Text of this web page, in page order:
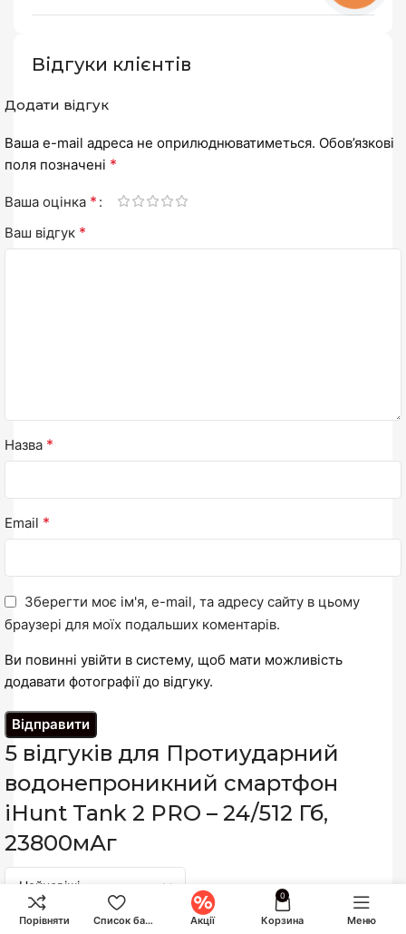
Відгуки клієнтів
5 відгуків для Протиударний
водонепроникний смартфон
iHunt Tank 2 PRO – 24/512 Гб,
23800мАг
Додати відгук
Ваша e-mail адреса не оприлюднюватиметься. Обов’язкові
поля позначені *
Ваша оцінка *
Ваш відгук *
Назва *
Email *
Зберегти моє ім'я, e-mail, та адресу сайту в цьому
браузері для моїх подальших коментарів.
Ви повинні увійти в систему, щоб мати можливість
додавати фотографії до відгуку.
Порівняти Список бажань Акції
0
Корзина Меню